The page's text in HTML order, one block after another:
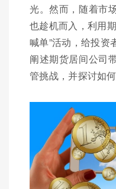
光。然而，随着市
也趁机而入，利用
喊单”活动，给投资
阐述期货居间公司
管挑战，并探讨如